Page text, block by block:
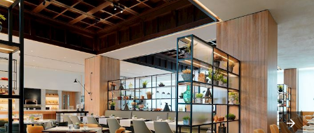
Α
Ρ
Ι
A
&
B
A